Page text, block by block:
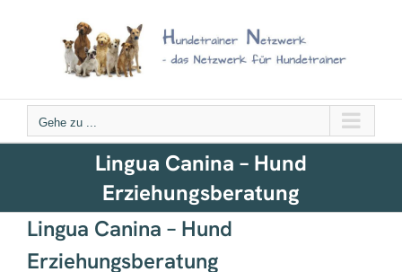
Gehe zu ...
Lingua Canina – Hund
Erziehungsberatung
Lingua Canina – Hund
Erziehungsberatung